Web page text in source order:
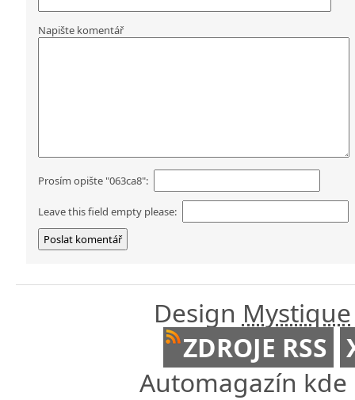
Napište komentář
Prosím opište "063ca8":
Leave this field empty please:
Design Mystique
ZDROJE RSS
Automagazín